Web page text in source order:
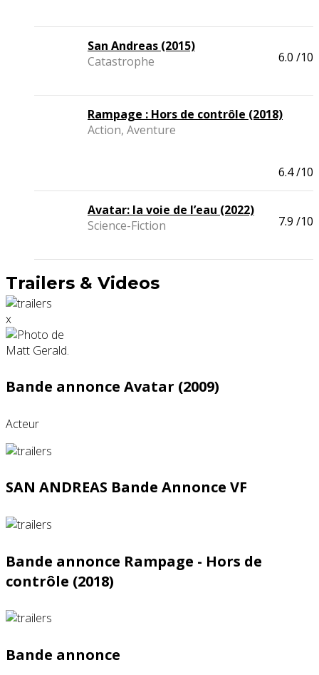
San Andreas (2015)
Catastrophe
6.0 /10
Rampage : Hors de contrôle (2018)
Action, Aventure
6.4/10
Avatar: la voie de l’eau (2022)
Science-Fiction
7.9 /10
Trailers & Videos
x
Bande annonce Avatar (2009)
Acteur
SAN ANDREAS Bande Annonce VF
Bande annonce Rampage - Hors de
contrôle (2018)
Bande annonce